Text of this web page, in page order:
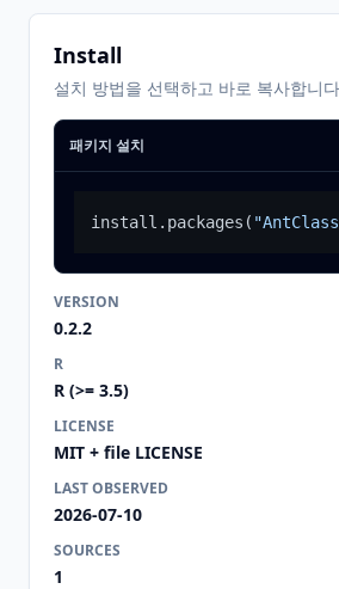
Install
설치 방법을 선택하고 바로 복사합니
패키지 설치
install.packages (
VERSION
0.2.2
R
R (>= 3.5)
LICENSE
MIT + file LICENSE
LAST OBSERVED
2026-07-10
SOURCES
1